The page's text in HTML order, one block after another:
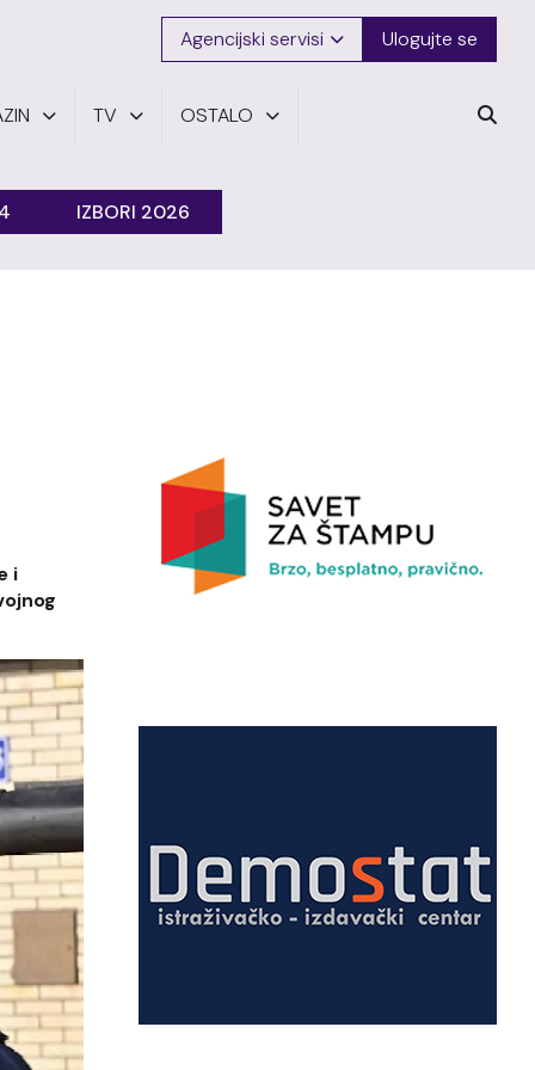
Agencijski servisi Ulogujte se
TV OSTALO
IZBORI 2026
i